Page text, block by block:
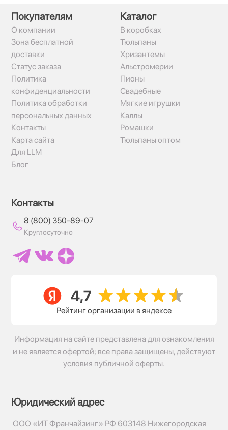
Покупателям
О компании
Зона бесплатной
доставки
Статус заказа
Политика
конфиденциальности
Политика обработки
персональных данных
Контакты
Карта сайта
Для LLM
Блог
Каталог
В коробках
Тюльпаны
Хризантемы
Альстромерии
Пионы
Свадебные
Мягкие игрушки
Каллы
Ромашки
Тюльпаны оптом
Контакты
8 (800) 350-89-07
Круглосуточно
Рейтинг организации в яндексе
Информация на сайте представлена для ознакомления
и не является офертой; все права защищены, действуют
условия публичной оферты.
Юридический адрес
ООО «ИТ Франчайзинг» РФ 603148 Нижегородская